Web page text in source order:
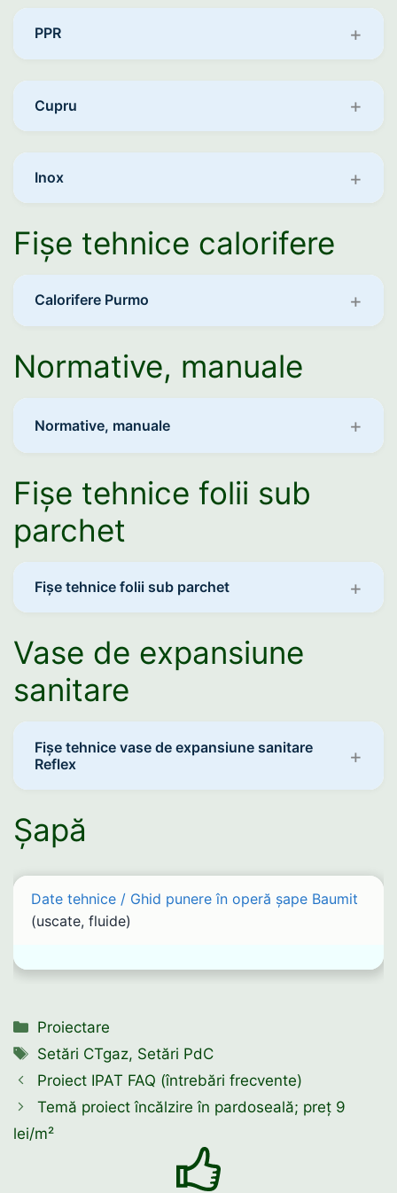
PPR
Cupru
Inox
Fișe tehnice calorifere
Calorifere Purmo
Normative, manuale
Normative, manuale
Fișe tehnice folii sub
parchet
Fișe tehnice folii sub parchet
Vase de expansiune
sanitare
Fișe tehnice vase de expansiune sanitare
Reflex
Șapă
Date tehnice / Ghid punere în operă șape Baumit
(uscate, fluide)
Categorii
Proiectare
Etichete
Setări CTgaz, Setări PdC
Proiect IPAT FAQ (întrebări frecvente)
Temă proiect încălzire în pardoseală; preț 9
lei/m²